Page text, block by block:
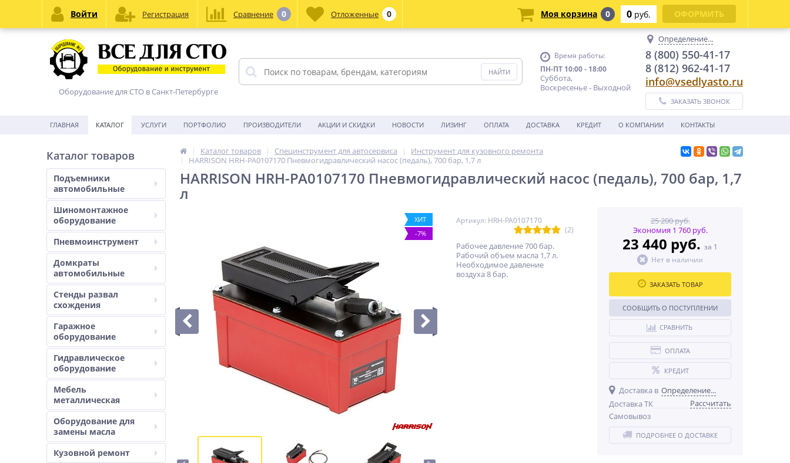
Оборудование для СТО в Санкт-Петербурге
Время работы:
ПН-ПТ 10:00 - 18:00
Суббота,
Воскресенье - Выходной
Определение...
8 (800) 550-41-17
8 (812) 962-41-17
info@vsedlyasto.ru
ЗАКАЗАТЬ ЗВОНОК
ГЛАВНАЯ КАТАЛОГ УСЛУГИ ПОРТФОЛИО ПРОИЗВОДИТЕЛИ АКЦИИ И СКИДКИ НОВОСТИ ЛИЗИНГ ОПЛАТА ДОСТАВКА КРЕДИТ О КОМПАНИИ КОНТАКТЫ
Каталог товаров
Подъемники
автомобильные
Шиномонтажное
оборудование
Пневмоинструмент
Домкраты
автомобильные
Стенды развал
схождения
Гаражное
оборудование
Гидравлическое
оборудование
Мебель
металлическая
Оборудование для
замены масла
Кузовной ремонт
Каталог товаров Специнструмент для автосервиса
Инструмент для кузовного ремонта
HARRISON HRH-PA0107170 Пневмогидравлический насос (педаль), 700 бар, 1,7 л
HARRISON HRH-PA0107170 Пневмогидравлический насос (педаль), 700 бар, 1,7
л
ХИТ
-7%
Артикул: HRH-PA0107170
(2)
Рабочее давление 700 бар.
Рабочий объем масла 1,7 л.
Необходимое давление
воздуха 8 бар.
25 200 руб.
Экономия 1 760 руб.
23 440 руб. за 1
Нет в наличии
ЗАКАЗАТЬ ТОВАР
СООБЩИТЬ О ПОСТУПЛЕНИИ
СРАВНИТЬ
ОПЛАТА
КРЕДИТ
Доставка в Определение...
Доставка ТК
Рассчитать
Самовывоз
ПОДРОБНЕЕ О ДОСТАВКЕ
Войти Регистрация Сравнение 0 Отложенные 0 Моя корзина 0 0 руб. ОФОРМИТЬ